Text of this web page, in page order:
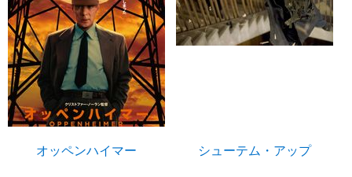
オッペンハイマー シューテム・アップ